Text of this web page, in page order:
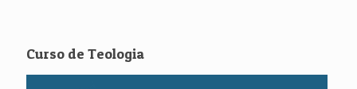
Curso de Teologia